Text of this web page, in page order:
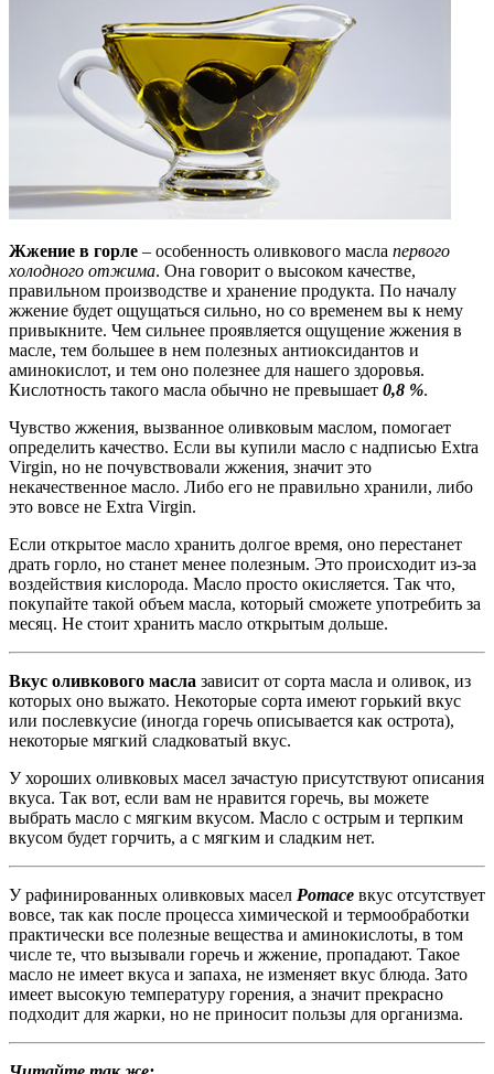
Жжение в горле – особенность оливкового масла первого
холодного отжима. Она говорит о высоком качестве,
правильном производстве и хранение продукта. По началу
жжение будет ощущаться сильно, но со временем вы к нему
привыкните. Чем сильнее проявляется ощущение жжения в
масле, тем большее в нем полезных антиоксидантов и
аминокислот, и тем оно полезнее для нашего здоровья.
Кислотность такого масла обычно не превышает 0,8 %.
Чувство жжения, вызванное оливковым маслом, помогает
определить качество. Если вы купили масло с надписью Extra
Virgin, но не почувствовали жжения, значит это
некачественное масло. Либо его не правильно хранили, либо
это вовсе не Extra Virgin.
Если открытое масло хранить долгое время, оно перестанет
драть горло, но станет менее полезным. Это происходит из-за
воздействия кислорода. Масло просто окисляется. Так что,
покупайте такой объем масла, который сможете употребить за
месяц. Не стоит хранить масло открытым дольше.
Вкус оливкового масла зависит от сорта масла и оливок, из
которых оно выжато. Некоторые сорта имеют горький вкус
или послевкусие (иногда горечь описывается как острота),
некоторые мягкий сладковатый вкус.
У хороших оливковых масел зачастую присутствуют описания
вкуса. Так вот, если вам не нравится горечь, вы можете
выбрать масло с мягким вкусом. Масло с острым и терпким
вкусом будет горчить, а с мягким и сладким нет.
У рафинированных оливковых масел Pomace вкус отсутствует
вовсе, так как после процесса химической и термообработки
практически все полезные вещества и аминокислоты, в том
числе те, что вызывали горечь и жжение, пропадают. Такое
масло не имеет вкуса и запаха, не изменяет вкус блюда. Зато
имеет высокую температуру горения, а значит прекрасно
подходит для жарки, но не приносит пользы для организма.